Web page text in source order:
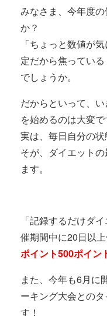
みなさま、今年度
か？
「ちょっと数値が
定だから焦ってい
でしょうか。
だからといって、
を始めるのは大変で
実は、毎日自分の
そが、ダイエット
ます。
「記録するだけダ
催期間中に20日以上
ポイント500ポイン
また、今年も6月に
ーキング大会との
す！